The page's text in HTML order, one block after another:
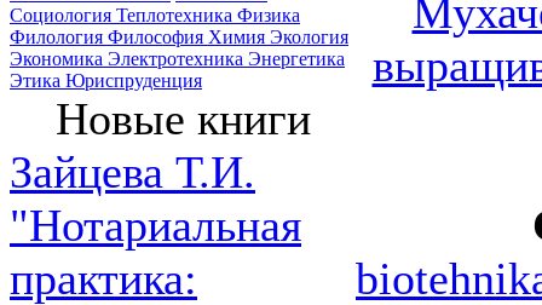
Социология Теплотехника Физика
Филология Философия Химия Экология
Экономика Электротехника Энергетика
Этика Юриспруденция
Новые книги
Зайцева Т.И.
"Нотариальная
практика: